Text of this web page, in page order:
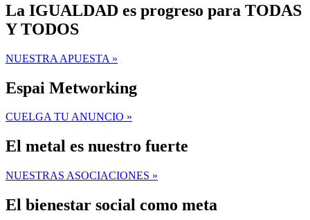
La IGUALDAD es progreso para TODAS
Y TODOS
NUESTRA APUESTA »
Espai Metworking
CUELGA TU ANUNCIO »
El metal es nuestro fuerte
NUESTRAS ASOCIACIONES »
El bienestar social como meta